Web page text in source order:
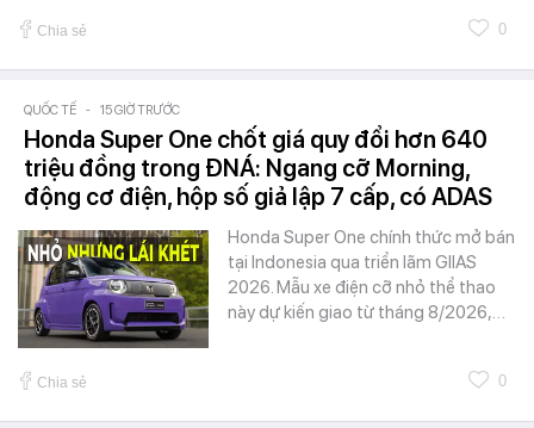
Chia sẻ 0
QUỐC TẾ - 15 GIỜ TRƯỚC
Honda Super One chốt giá quy đổi hơn 640
triệu đồng trong ĐNÁ: Ngang cỡ Morning,
động cơ điện, hộp số giả lập 7 cấp, có ADAS
Honda Super One chính thức mở bán
tại Indonesia qua triển lãm GIIAS
2026. Mẫu xe điện cỡ nhỏ thể thao
này dự kiến giao từ tháng 8/2026,…
Chia sẻ 0